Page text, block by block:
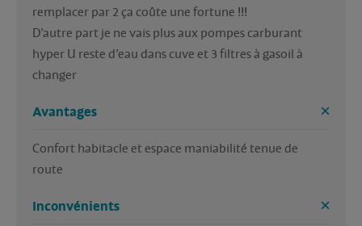
remplacer par 2 ça coûte une fortune !!!
D’autre part je ne vais plus aux pompes carburant
hyper U reste d’eau dans cuve et 3 filtres à gasoil à
changer
Avantages
Confort habitacle et espace maniabilité tenue de
route
Inconvénients